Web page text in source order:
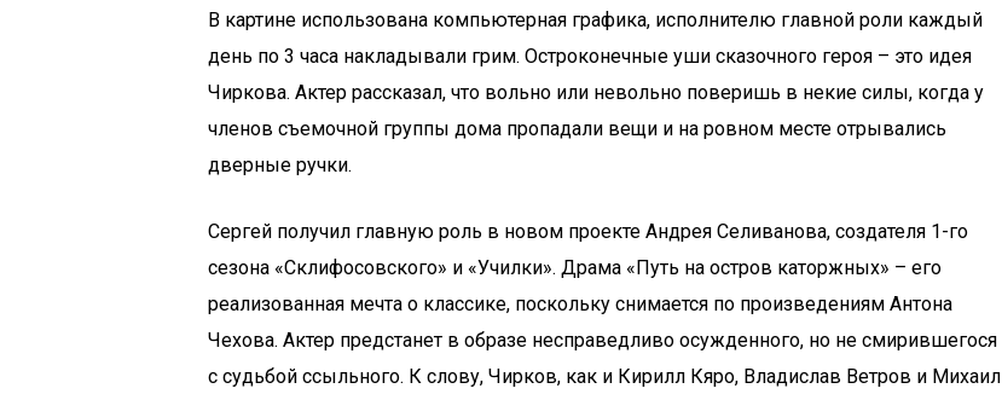
В картине использована компьютерная графика, исполнителю главной роли каждый
день по 3 часа накладывали грим. Остроконечные уши сказочного героя – это идея
Чиркова. Актер рассказал, что вольно или невольно поверишь в некие силы, когда у
членов съемочной группы дома пропадали вещи и на ровном месте отрывались
дверные ручки.
Сергей получил главную роль в новом проекте Андрея Селиванова, создателя 1-го
сезона «Склифосовского» и «Училки». Драма «Путь на остров каторжных» – его
реализованная мечта о классике, поскольку снимается по произведениям Антона
Чехова. Актер предстанет в образе несправедливо осужденного, но не смирившегося
с судьбой ссыльного. К слову, Чирков, как и Кирилл Кяро, Владислав Ветров и Михаил